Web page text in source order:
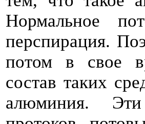
Нормальное
перспирация.
потом в свое
состав таких
алюминия.